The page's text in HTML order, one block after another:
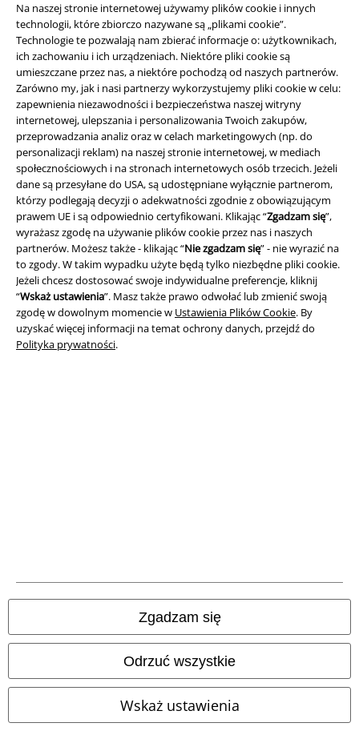
Na naszej stronie internetowej używamy plików cookie i innych
technologii, które zbiorczo nazywane są „plikami cookie”.
Technologie te pozwalają nam zbierać informacje o: użytkownikach,
ich zachowaniu i ich urządzeniach. Niektóre pliki cookie są
umieszczane przez nas, a niektóre pochodzą od naszych partnerów.
Zarówno my, jak i nasi partnerzy wykorzystujemy pliki cookie w celu:
zapewnienia niezawodności i bezpieczeństwa naszej witryny
internetowej, ulepszania i personalizowania Twoich zakupów,
przeprowadzania analiz oraz w celach marketingowych (np. do
personalizacji reklam) na naszej stronie internetowej, w mediach
społecznościowych i na stronach internetowych osób trzecich. Jeżeli
dane są przesyłane do USA, są udostępniane wyłącznie partnerom,
którzy podlegają decyzji o adekwatności zgodnie z obowiązującym
prawem UE i są odpowiednio certyfikowani. Klikając “Zgadzam się”,
wyrażasz zgodę na używanie plików cookie przez nas i naszych
partnerów. Możesz także - klikając “Nie zgadzam się” - nie wyrazić na
to zgody. W takim wypadku użyte będą tylko niezbędne pliki cookie.
Jeżeli chcesz dostosować swoje indywidualne preferencje, kliknij
“Wskaż ustawienia”. Masz także prawo odwołać lub zmienić swoją
zgodę w dowolnym momencie w Ustawienia Plików Cookie. By
uzyskać więcej informacji na temat ochrony danych, przejdź do
Polityka prywatności.
Zgadzam się
Odrzuć wszystkie
Wskaż ustawienia
189.90 zł
Skarlett (Slim Fit)
RED by EMP
Jeansy
109.90 zł
Jump In And Relax
RED by EMP
Spodnie dresowe